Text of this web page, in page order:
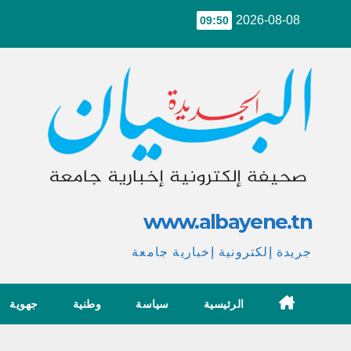
2026-08-08
09:50
www.albayene.tn
جريدة إلكترونية إخبارية جامعة
الرئيسية سياسة وطنية جهوية